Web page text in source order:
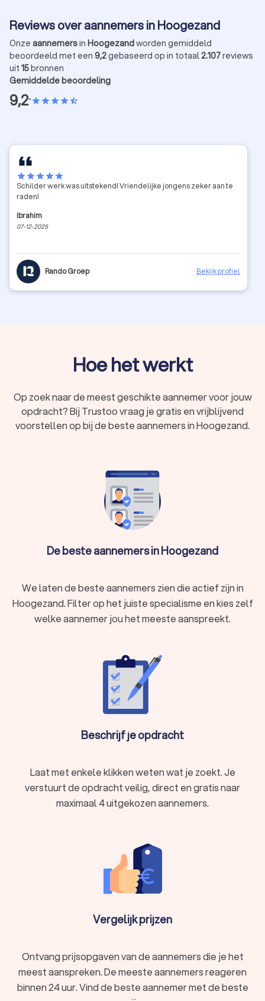
Reviews over aannemers in Hoogezand
Onze aannemersin Hoogezandworden gemiddeld
beoordeeld met een 9,2gebaseerd op in totaal2.107reviews
uit 15bronnen
Gemiddelde beoordeling
9,2•starstarstarstarstar_half
starstarstarstarstar
Schilder werk was uitstekend! Vriendelijke jongens zeker aan te
raden!
Ibrahim
07-12-2025
Rando Groep Bekijk profiel
Hoe het werkt
Op zoek naar de meest geschikte aannemer voor jouw
opdracht? Bij Trustoo vraag je gratis en vrijblijvend
voorstellen op bij de beste aannemers in Hoogezand.
De beste aannemers in Hoogezand
We laten de beste aannemers zien die actief zijn in
Hoogezand. Filter op het juiste specialisme en kies zelf
welke aannemer jou het meeste aanspreekt.
Beschrijf je opdracht
Laat met enkele klikken weten wat je zoekt. Je
verstuurt de opdracht veilig, direct en gratis naar
maximaal 4 uitgekozen aannemers.
Vergelijk prijzen
Ontvang prijsopgaven van de aannemers die je het
meest aanspreken. De meeste aannemers reageren
binnen 24 uur. Vind de beste aannemer met de beste